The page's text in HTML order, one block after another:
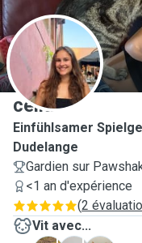
C
celia
Einfühlsamer
Dudelange
Gardien sur
<1 an d'expérience
(2
Vit avec...